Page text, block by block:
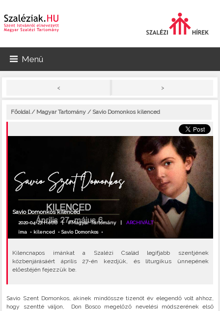
Menü
< >
Főoldal/ Magyar Tartomány / Savio Domonkos kilenced
Savio Domonkos kilenced
2020-04-27 Hétfő |#Magyar Tartomány|ARCHIVÁLT
ima • kilenced •Savio Domonkos•
Kilencnapos imánkat a Szalézi Család legifjabb szentjének
közbenjárásáért április 27-én kezdjük, és liturgikus ünnepének
előestéjén fejezzük be.
Savio Szent Domonkos, akinek mindössze tizenöt év elegendő volt ahhoz,
hogy szentté váljon, Don Bosco megelőző nevelési módszerének első